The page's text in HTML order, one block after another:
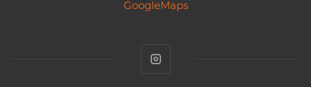
GoogleMaps